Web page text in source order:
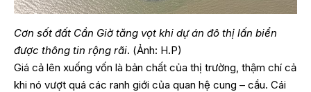
Cơn sốt đất Cần Giờ tăng vọt khi dự án đô thị lấn biển
được thông tin rộng rãi. (Ảnh: H.P)
Giá cả lên xuống vốn là bản chất của thị trường, thậm chí cả
khi nó vượt quá các ranh giới của quan hệ cung – cầu. Cái